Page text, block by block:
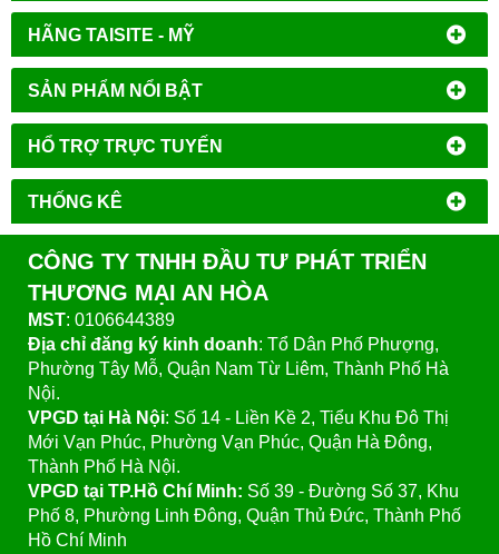
HÃNG TAISITE - MỸ
SẢN PHẨM NỔI BẬT
HỔ TRỢ TRỰC TUYẾN
THỐNG KÊ
CÔNG TY TNHH ĐẦU TƯ PHÁT TRIỂN
THƯƠNG MẠI AN HÒA
MST: 0106644389
Địa chỉ đăng ký kinh doanh: Tổ Dân Phố Phượng,
Phường Tây Mỗ, Quận Nam Từ Liêm, Thành Phố Hà
Nội.
VPGD tại Hà Nội: Số 14 - Liền Kề 2, Tiểu Khu Đô Thị
Mới Vạn Phúc, Phường Vạn Phúc, Quận Hà Đông,
Thành Phố Hà Nội.
VPGD tại TP.Hồ Chí Minh: Số 39 - Đường Số 37, Khu
Phố 8, Phường Linh Đông, Quận Thủ Đức, Thành Phố
Hồ Chí Minh